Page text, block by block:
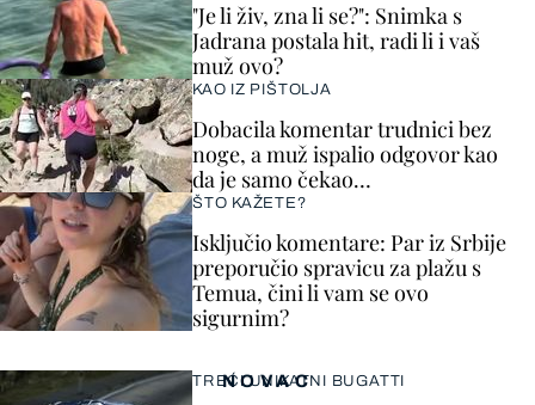
"Je li živ, zna li se?": Snimka s
Jadrana postala hit, radi li i vaš
muž ovo?
KAO IZ PIŠTOLJA
Dobacila komentar trudnici bez
noge, a muž ispalio odgovor kao
da je samo čekao…
ŠTO KAŽETE?
Isključio komentare: Par iz Srbije
preporučio spravicu za plažu s
Temua, čini li vam se ovo
sigurnim?
NOVAC
TREĆI UNIKATNI BUGATTI